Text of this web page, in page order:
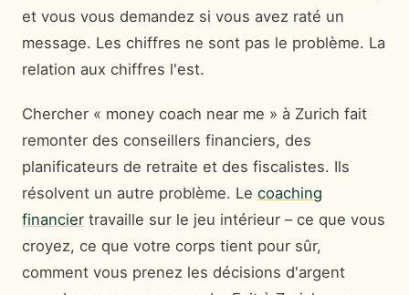
et vous vous demandez si vous avez raté un
message. Les chiffres ne sont pas le problème. La
relation aux chiffres l'est.
Chercher « money coach near me » à Zurich fait
remonter des conseillers financiers, des
planificateurs de retraite et des fiscalistes. Ils
résolvent un autre problème. Le coaching
financier travaille sur le jeu intérieur – ce que vous
croyez, ce que votre corps tient pour sûr,
comment vous prenez les décisions d'argent